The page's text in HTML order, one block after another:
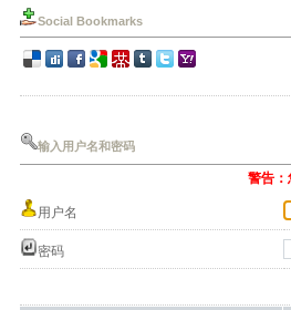
Social Bookmarks
输入用户名和密码
警告
用户名
密码